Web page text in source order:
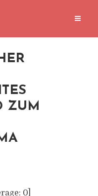
ZUM
0]